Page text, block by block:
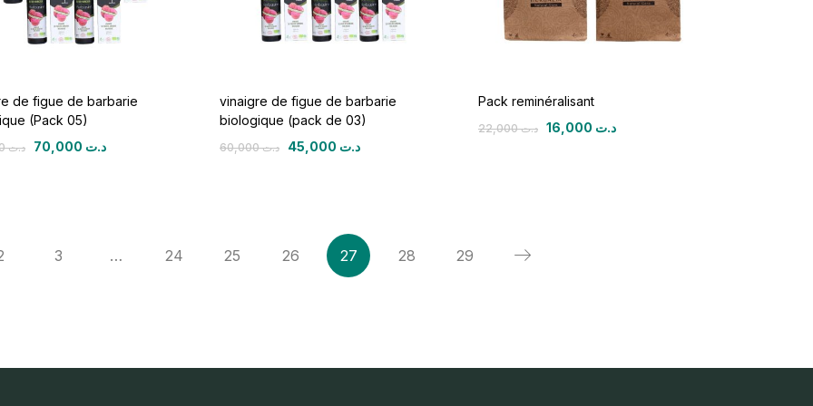
de figue de barbarie
(Pack 05)
د.ت100,000 د.ت
vinaigre de figue de barbarie
biologique (pack de 03)
د.ت60,000 د.ت
Pack reminéralisant
د.ت22,000 د.ت
3 … 24 25 26 27 28 29